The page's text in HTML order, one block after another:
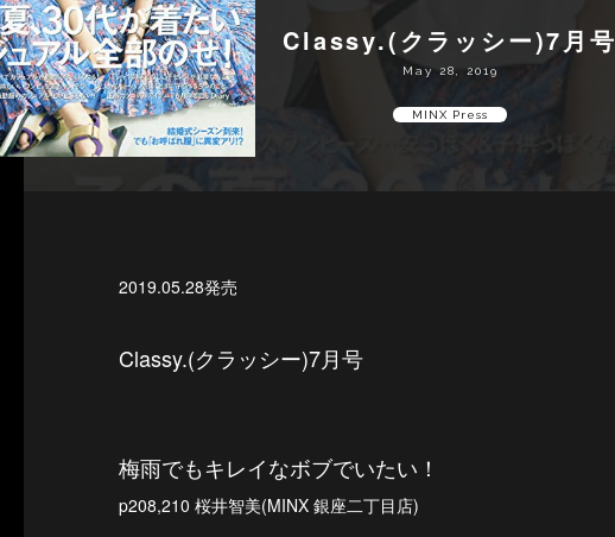
Classy.(クラッシー)7月号
May 28, 2019
MINX Press
2019.05.28発売
Classy.(クラッシー)7月号
梅雨でもキレイなボブでいたい！
p208,210 桜井智美(MINX 銀座二丁目店)